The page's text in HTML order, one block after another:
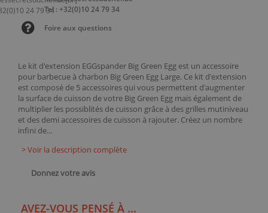
Le kit d'extension EGGspander Big Green Egg est un accessoire
pour barbecue à charbon Big Green Egg Large. Ce kit d'extension
est composé de 5 accessoires qui vous permettent d'augmenter
la surface de cuisson de votre Big Green Egg mais également de
multiplier les possiblités de cuisson grâce à des grilles mutiniveau
et des demi accessoires de cuisson à rajouter. Créez un nombre
infini de...
> Voir la description complète
Donnez votre avis
Tel : +32(0)10 24 79 34
Foire aux questions
AVEZ-VOUS PENSÉ À ...